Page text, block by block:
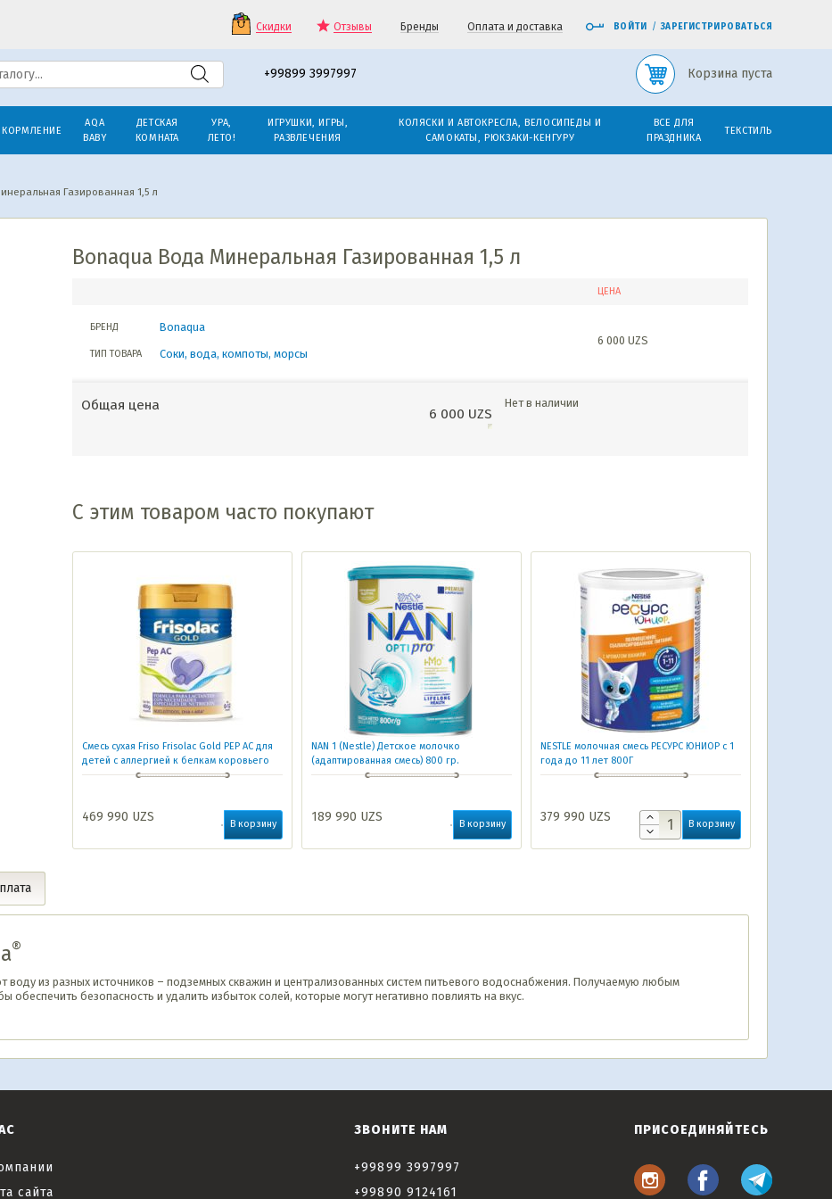
Скидки Отзывы Бренды Оплата и доставка ВОЙТИ / ЗАРЕГИСТРИРОВАТЬСЯ
+99899 3997997 Корзина пуста
КОРМЛЕНИЕ
AQA
BABY
ДЕТСКАЯ
КОМНАТА
УРА,
ЛЕТО!
ИГРУШКИ, ИГРЫ,
РАЗВЛЕЧЕНИЯ
КОЛЯСКИ И АВТОКРЕСЛА, ВЕЛОСИПЕДЫ И
САМОКАТЫ, РЮКЗАКИ-КЕНГУРУ
ВСЕ ДЛЯ
ПРАЗДНИКА
ТЕКСТИЛЬ
Газированная 1,5 л
Bonaqua Вода Минеральная Газированная 1,5 л
ЦЕНА
БРЕНД Bonaqua
ТИП ТОВАРА Соки, вода, компоты, морсы
6 000UZS
Общая цена
6 000 UZS
Нет в наличии
С этим товаром часто покупают
Смесь сухая Friso Frisolac Gold PEP АС для
детей с аллергией к белкам коровьего
молока с 0-12 месяцев 400г
469 990 UZS В корзину
NAN 1 (Nestle) Детское молочко
(адаптированная смесь) 800 гр.
189 990 UZS В корзину
NESTLE молочная смесь РЕСУРС ЮНИОР с 1
года до 11 лет 800Г
379 990 UZS В корзину
®
воду из разных источников – подземных скважин и централизованных систем питьевого водоснабжения. Получаемую любым
безопасность и удалить избыток солей, которые могут негативно повлиять на вкус.
сайта
ЗВОНИТЕ НАМ
+99899 3997997
+99890 9124161
ПРИСОЕДИНЯЙТЕСЬ